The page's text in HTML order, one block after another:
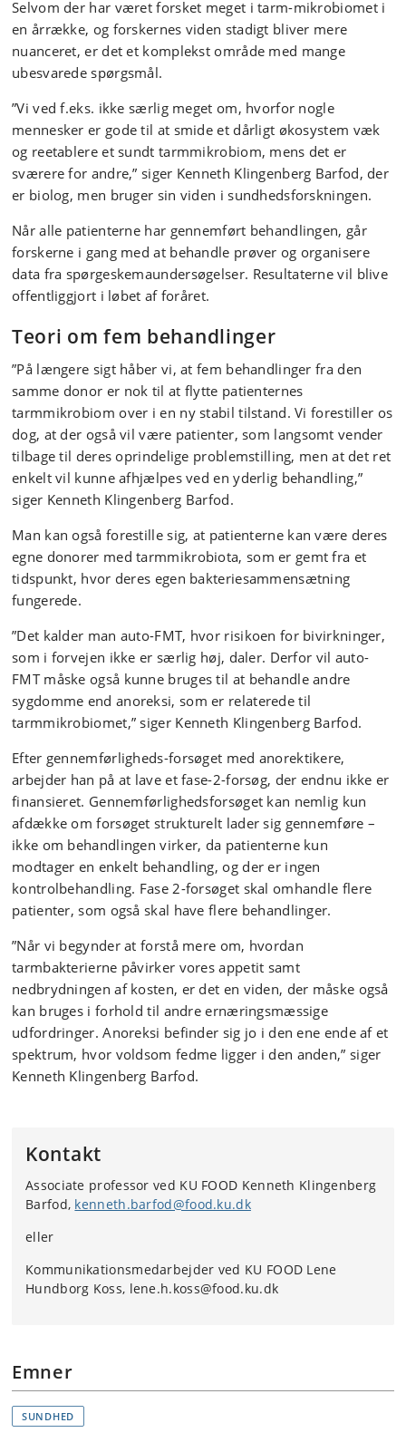
Selvom der har været forsket meget i tarm-mikrobiomet i
en årrække, og forskernes viden stadigt bliver mere
nuanceret, er det et komplekst område med mange
ubesvarede spørgsmål.
”Vi ved f.eks. ikke særlig meget om, hvorfor nogle
mennesker er gode til at smide et dårligt økosystem væk
og reetablere et sundt tarmmikrobiom, mens det er
sværere for andre,” siger Kenneth Klingenberg Barfod, der
er biolog, men bruger sin viden i sundhedsforskningen.
Når alle patienterne har gennemført behandlingen, går
forskerne i gang med at behandle prøver og organisere
data fra spørgeskemaundersøgelser. Resultaterne vil blive
offentliggjort i løbet af foråret.
Teori om fem behandlinger
”På længere sigt håber vi, at fem behandlinger fra den
samme donor er nok til at flytte patienternes
tarmmikrobiom over i en ny stabil tilstand. Vi forestiller os
dog, at der også vil være patienter, som langsomt vender
tilbage til deres oprindelige problemstilling, men at det ret
enkelt vil kunne afhjælpes ved en yderlig behandling,”
siger Kenneth Klingenberg Barfod.
Man kan også forestille sig, at patienterne kan være deres
egne donorer med tarmmikrobiota, som er gemt fra et
tidspunkt, hvor deres egen bakteriesammensætning
fungerede.
”Det kalder man auto-FMT, hvor risikoen for bivirkninger,
som i forvejen ikke er særlig høj, daler. Derfor vil auto-
FMT måske også kunne bruges til at behandle andre
sygdomme end anoreksi, som er relaterede til
tarmmikrobiomet,” siger Kenneth Klingenberg Barfod.
Efter gennemførligheds-forsøget med anorektikere,
arbejder han på at lave et fase-2-forsøg, der endnu ikke er
finansieret. Gennemførlighedsforsøget kan nemlig kun
afdække om forsøget strukturelt lader sig gennemføre –
ikke om behandlingen virker, da patienterne kun
modtager en enkelt behandling, og der er ingen
kontrolbehandling. Fase 2-forsøget skal omhandle flere
patienter, som også skal have flere behandlinger.
”Når vi begynder at forstå mere om, hvordan
tarmbakterierne påvirker vores appetit samt
nedbrydningen af kosten, er det en viden, der måske også
kan bruges i forhold til andre ernæringsmæssige
udfordringer. Anoreksi befinder sig jo i den ene ende af et
spektrum, hvor voldsom fedme ligger i den anden,” siger
Kenneth Klingenberg Barfod.
Kontakt
Associate professor ved KU FOOD Kenneth Klingenberg
Barfod, kenneth.barfod@food.ku.dk
eller
Kommunikationsmedarbejder ved KU FOOD Lene
Hundborg Koss, lene.h.koss@food.ku.dk
Emner
SUNDHED